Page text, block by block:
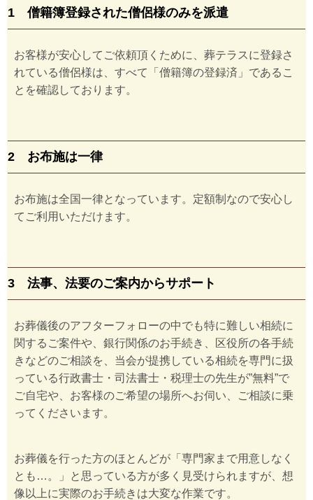
1 僧籍簿登録された僧侶様のみを派遣
お客様が安心してご依頼頂くために、葬テラスに登録さ
れている僧侶様は、すべて「僧籍簿の登録済」であるこ
とを確認しております。
2 お布施は一律
お布施は全国一律となっています。定額制なので安心し
てご利用いただけます。
3 法事、法要のご案内からサポート
お葬儀後のアフターフォローの中でも特に難しい相続に
関するご案件や、銀行関係のお手続き、区役所の各手続
きなどのご相談を、当会が提携している相続を専門に扱
っている行政書士・司法書士・税理士の先生が”無料”で
ご自宅や、お客様のご希望の場所へお伺い、ご相談に乗
ってくださいます。
お葬儀を行った方のほとんどが「専門家まで用意しなく
とも…。」と思っている方が多く見受けられますが、想
像以上に実際のお手続きは大変な作業です。